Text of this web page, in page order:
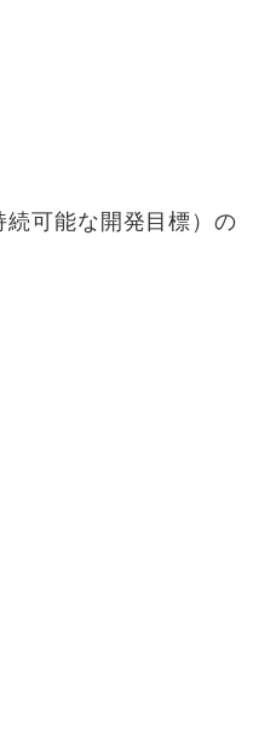
可能な開発目標）の